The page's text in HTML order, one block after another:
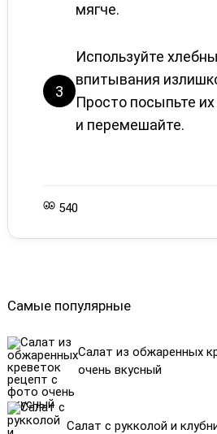
Самые популярные
Салат из обжаренных
очень вкусный
Салат с рукколой и
мягче.
3
Используйте
впитывания
Просто посыпьте
и перемешайте.
540